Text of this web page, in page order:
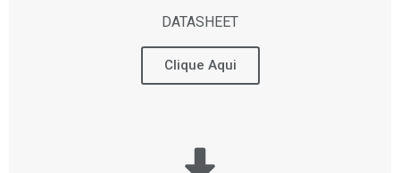
DATASHEET
Clique Aqui